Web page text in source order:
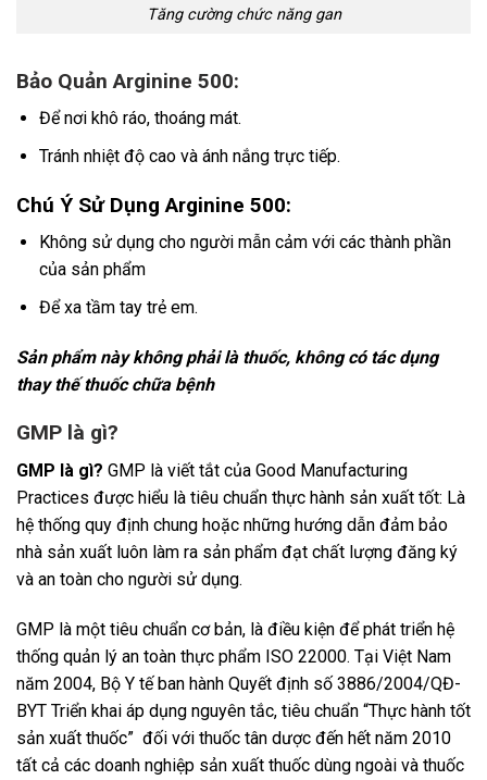
Tăng cường chức năng gan
Bảo Quản Arginine 500:
Để nơi khô ráo, thoáng mát.
Tránh nhiệt độ cao và ánh nắng trực tiếp.
Chú Ý Sử Dụng Arginine 500:
Không sử dụng cho người mẫn cảm với các thành phần
của sản phẩm
Để xa tầm tay trẻ em.
Sản phẩm này không phải là thuốc, không có tác dụng
thay thế thuốc chữa bệnh
GMP là gì?
GMP là gì? GMP là viết tắt của Good Manufacturing
Practices được hiểu là tiêu chuẩn thực hành sản xuất tốt: Là
hệ thống quy định chung hoặc những hướng dẫn đảm bảo
nhà sản xuất luôn làm ra sản phẩm đạt chất lượng đăng ký
và an toàn cho người sử dụng.
GMP là một tiêu chuẩn cơ bản, là điều kiện để phát triển hệ
thống quản lý an toàn thực phẩm ISO 22000. Tại Việt Nam
năm 2004, Bộ Y tế ban hành Quyết định số 3886/2004/QĐ-
BYT Triển khai áp dụng nguyên tắc, tiêu chuẩn “Thực hành tốt
sản xuất thuốc” đối với thuốc tân dược đến hết năm 2010
tất cả các doanh nghiệp sản xuất thuốc dùng ngoài và thuốc